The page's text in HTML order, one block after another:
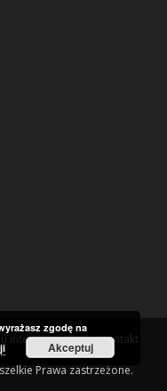
Internetowego Kontakt
Prawa zastrzeżone.
zgodę na
Akceptuj